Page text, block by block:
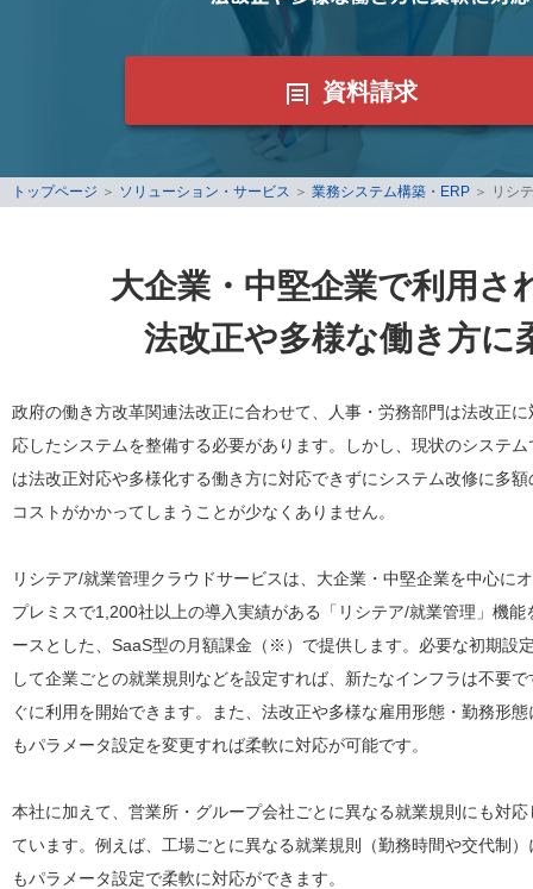
資料請求
トップページ ＞ ソリューション・サービス ＞ 業務システム構築・ERP ＞ リシ
大企業・中堅企業で利用
法改正や多様な働き方に
政府の働き方改革関連法改正に合わせて、人事・労務部門は法改正に
応したシステムを整備する必要があります。しかし、現状のシステム
は法改正対応や多様化する働き方に対応できずにシステム改修に多額
コストがかかってしまうことが少なくありません。
リシテア/就業管理クラウドサービスは、大企業・中堅企業を中心に
プレミスで1,200社以上の導入実績がある「リシテア/就業管理」機能
ースとした、SaaS型の月額課金（※）で提供します。必要な初期設
して企業ごとの就業規則などを設定すれば、新たなインフラは不要で
ぐに利用を開始できます。また、法改正や多様な雇用形態・勤務形態
もパラメータ設定を変更すれば柔軟に対応が可能です。
本社に加えて、営業所・グループ会社ごとに異なる就業規則にも対応
ています。例えば、工場ごとに異なる就業規則（勤務時間や交代制）
もパラメータ設定で柔軟に対応ができます。